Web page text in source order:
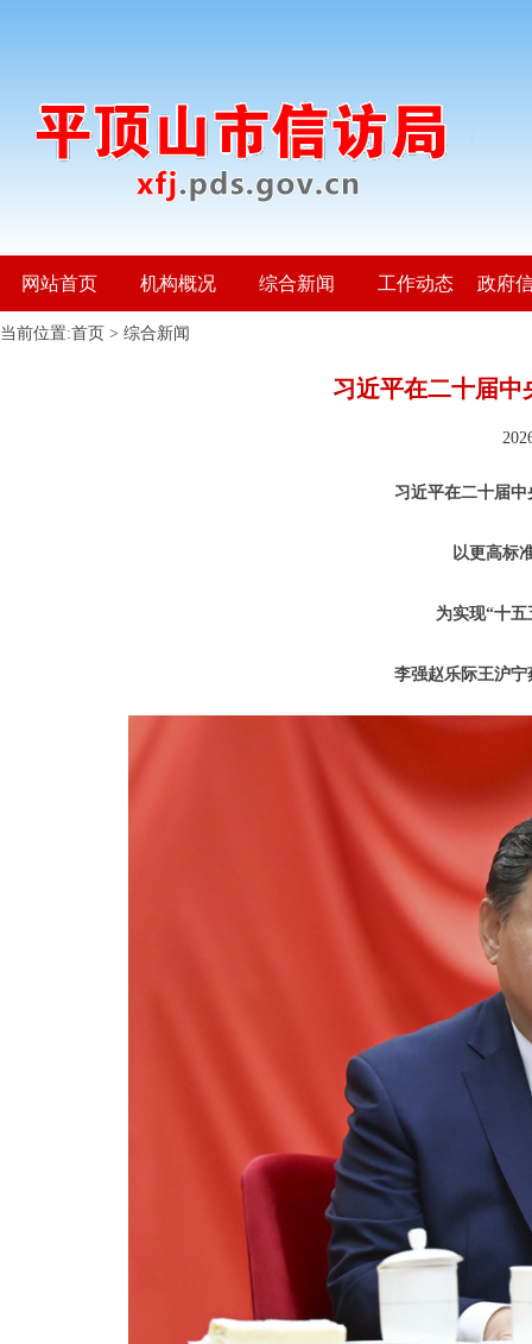
网站首页 机构概况 综合新闻 工作动态 政府
当前位置:首页 > 综合新闻
习近平在二十届
习近平在二十届
以更高标
为实现“十
李强赵乐际王沪